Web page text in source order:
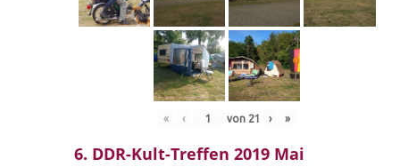
« ‹ von 21 › »
6. DDR-Kult-Treffen 2019 Mai